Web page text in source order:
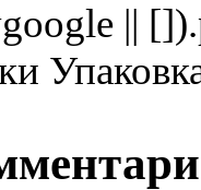
||